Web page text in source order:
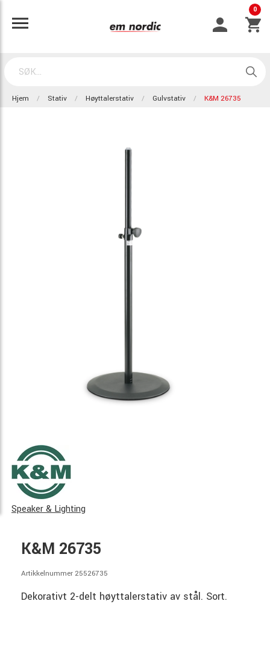
0
Hjem Stativ Høyttalerstativ Gulvstativ K&M 26735
Speaker & Lighting
K&M 26735
Artikkelnummer 25526735
Dekorativt 2-delt høyttalerstativ av stål. Sort.